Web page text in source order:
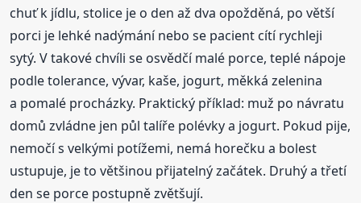
chuť k jídlu, stolice je o den až dva opožděná, po větší
porci je lehké nadýmání nebo se pacient cítí rychleji
sytý. V takové chvíli se osvědčí malé porce, teplé nápoje
podle tolerance, vývar, kaše, jogurt, měkká zelenina
a pomalé procházky. Praktický příklad: muž po návratu
domů zvládne jen půl talíře polévky a jogurt. Pokud pije,
nemočí s velkými potížemi, nemá horečku a bolest
ustupuje, je to většinou přijatelný začátek. Druhý a třetí
den se porce postupně zvětšují.